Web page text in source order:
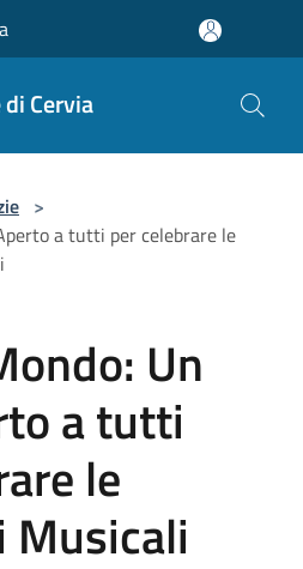
Cervia
>
a tutti per celebrare le
Un
a tutti
le
Musicali